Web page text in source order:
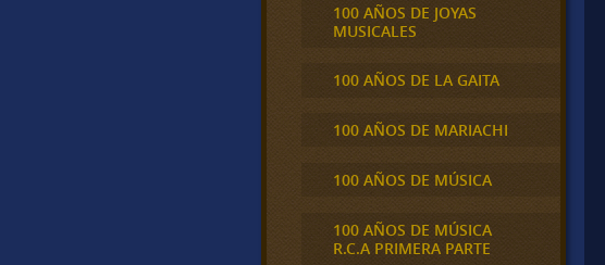
100 AÑOS DE JOYAS
MUSICALES
100 AÑOS DE LA GAITA
100 AÑOS DE MARIACHI
100 AÑOS DE MÚSICA
100 AÑOS DE MÚSICA
R.C.A PRIMERA PARTE